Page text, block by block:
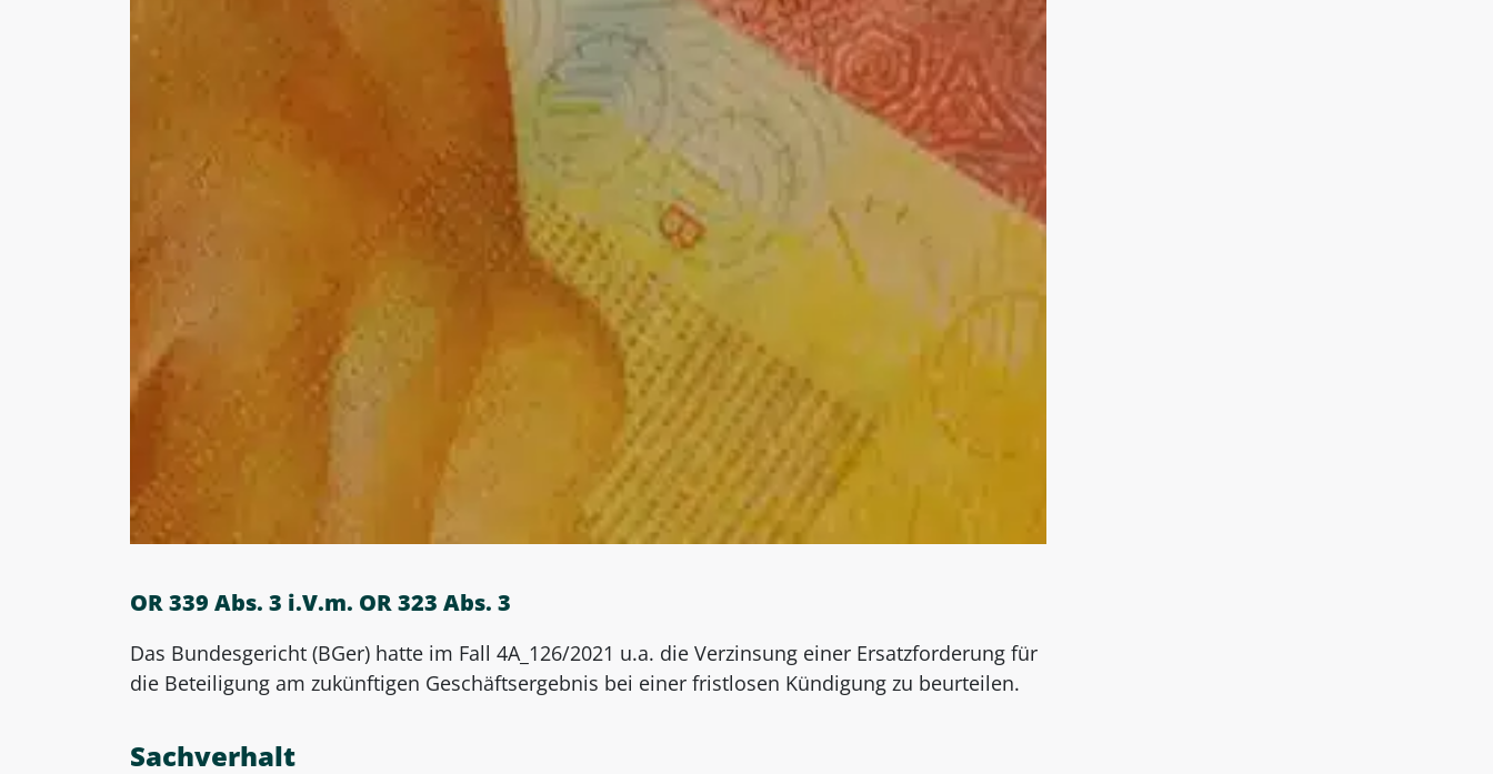
OR 339 Abs. 3 i.V.m. OR 323 Abs. 3
Das Bundesgericht (BGer) hatte im Fall 4A_126/2021 u.a. die Verzinsung einer Ersatzforderung für
die Beteiligung am zukünftigen Geschäftsergebnis bei einer fristlosen Kündigung zu beurteilen.
Sachverhalt